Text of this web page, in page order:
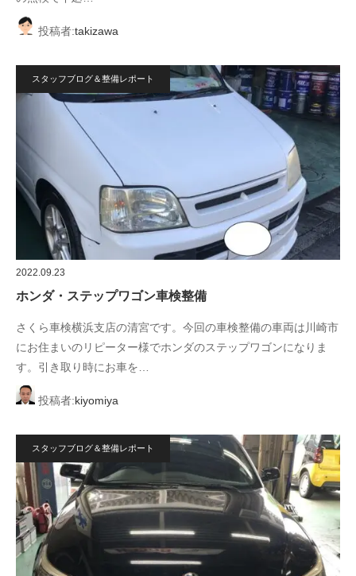
投稿者:takizawa
スタッフブログ＆整備レポート
2022.09.23
ホンダ・ステップワゴン車検整備
さくら車検横浜支店の清宮です。今回の車検整備の車両は川崎市
にお住まいのリピーター様でホンダのステップワゴンになりま
す。引き取り時にお車を…
投稿者:kiyomiya
スタッフブログ＆整備レポート